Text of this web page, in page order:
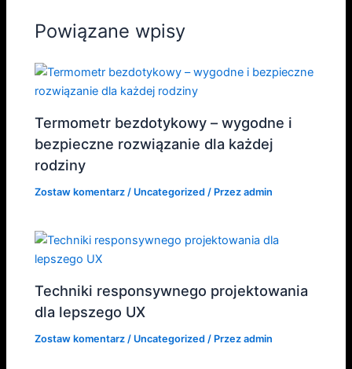
Powiązane wpisy
Termometr bezdotykowy – wygodne i
bezpieczne rozwiązanie dla każdej
rodziny
Zostaw komentarz / Uncategorized / Przezadmin
Techniki responsywnego projektowania
dla lepszego UX
Zostaw komentarz / Uncategorized / Przezadmin